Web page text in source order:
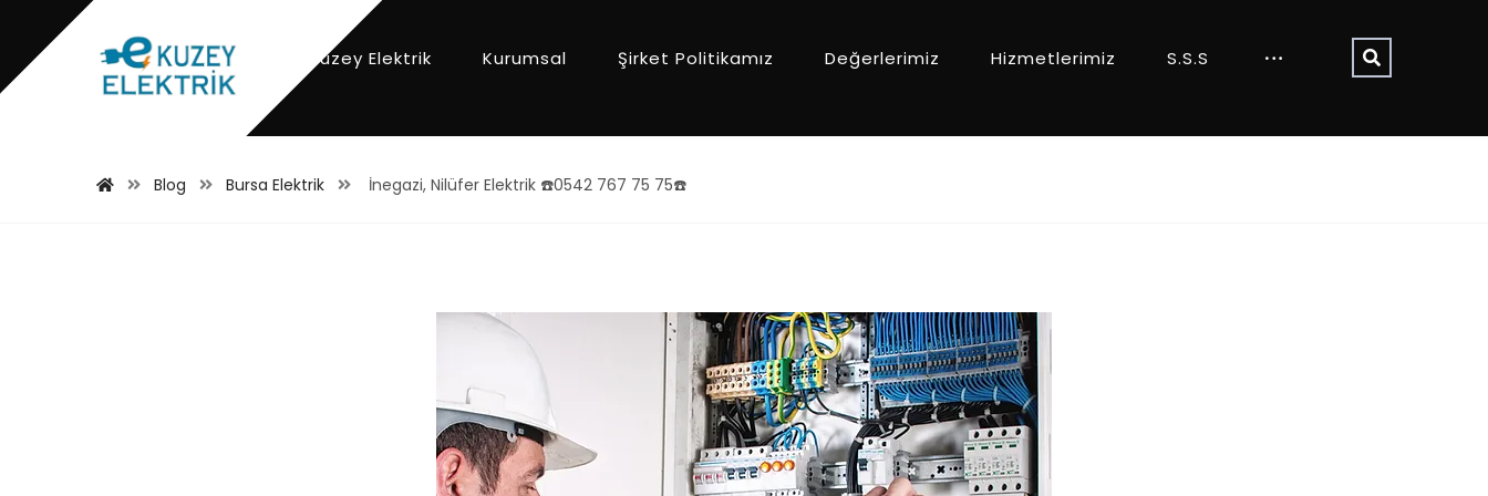
Kuzey Elektrik Kurumsal Şirket Politikamız Değerlerimiz Hizmetlerimiz S.S.S
Blog Bursa Elektrik İnegazi, Nilüfer Elektrik ☎️0542 767 75 75☎️